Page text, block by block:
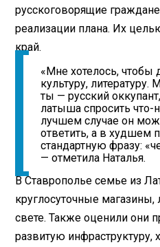
русскоговорящие
реализации плана. Их
край.
«Мне хотелось, чтобы
культуру,
ты — русский
латыша спросить что-
лучшем случае он
ответить, а в худшем
стандартную фразу:
— отметила Наталья.
В Ставрополье семье из
круглосуточные
свете. Также оценили они
развитую инфраструктуру,